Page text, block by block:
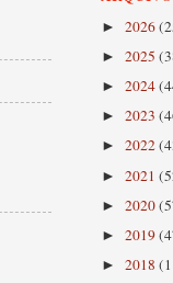
► 2026
► 2025
► 2024
► 2023
► 2022
► 2021
► 2020
► 2019
► 2018